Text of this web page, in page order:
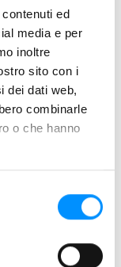
ed
media e per
inoltre
sito con i
dei dati web,
combinarle
o che hanno
cooperativo di
le terrificanti